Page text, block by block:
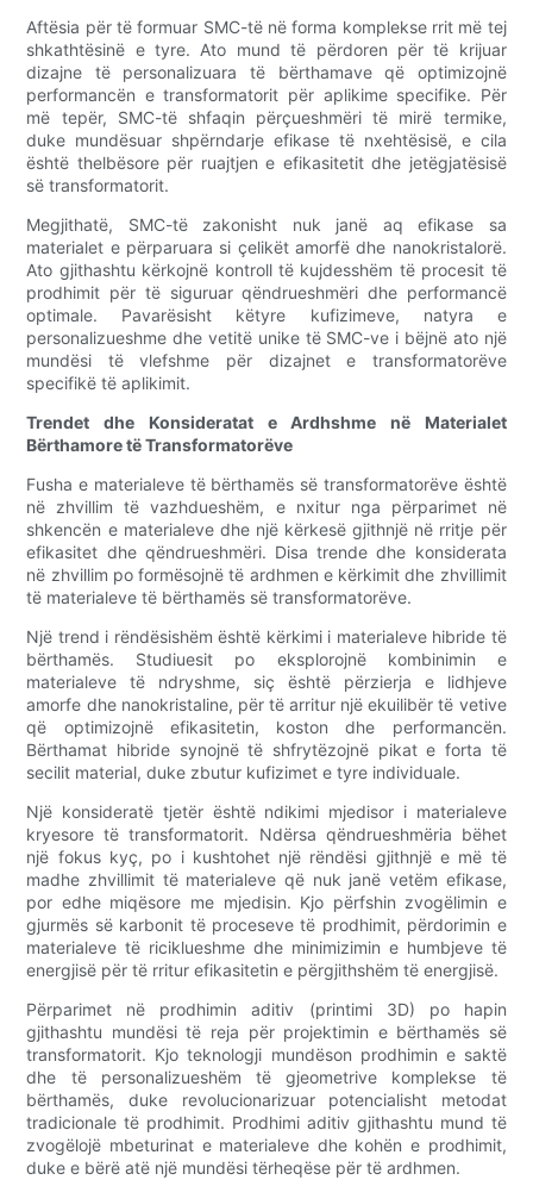
Aftësia për të formuar SMC-të në forma komplekse rrit më tej
shkathtësinë e tyre. Ato mund të përdoren për të krijuar
dizajne të personalizuara të bërthamave që optimizojnë
performancën e transformatorit për aplikime specifike. Për
më tepër, SMC-të shfaqin përçueshmëri të mirë termike,
duke mundësuar shpërndarje efikase të nxehtësisë, e cila
është thelbësore për ruajtjen e efikasitetit dhe jetëgjatësisë
së transformatorit.
Megjithatë, SMC-të zakonisht nuk janë aq efikase sa
materialet e përparuara si çelikët amorfë dhe nanokristalorë.
Ato gjithashtu kërkojnë kontroll të kujdesshëm të procesit të
prodhimit për të siguruar qëndrueshmëri dhe performancë
optimale. Pavarësisht këtyre kufizimeve, natyra e
personalizueshme dhe vetitë unike të SMC-ve i bëjnë ato një
mundësi të vlefshme për dizajnet e transformatorëve
specifikë të aplikimit.
Trendet dhe Konsideratat e Ardhshme në Materialet
Bërthamore të Transformatorëve
Fusha e materialeve të bërthamës së transformatorëve është
në zhvillim të vazhdueshëm, e nxitur nga përparimet në
shkencën e materialeve dhe një kërkesë gjithnjë në rritje për
efikasitet dhe qëndrueshmëri. Disa trende dhe konsiderata
në zhvillim po formësojnë të ardhmen e kërkimit dhe zhvillimit
të materialeve të bërthamës së transformatorëve.
Një trend i rëndësishëm është kërkimi i materialeve hibride të
bërthamës. Studiuesit po eksplorojnë kombinimin e
materialeve të ndryshme, siç është përzierja e lidhjeve
amorfe dhe nanokristaline, për të arritur një ekuilibër të vetive
që optimizojnë efikasitetin, koston dhe performancën.
Bërthamat hibride synojnë të shfrytëzojnë pikat e forta të
secilit material, duke zbutur kufizimet e tyre individuale.
Një konsideratë tjetër është ndikimi mjedisor i materialeve
kryesore të transformatorit. Ndërsa qëndrueshmëria bëhet
një fokus kyç, po i kushtohet një rëndësi gjithnjë e më të
madhe zhvillimit të materialeve që nuk janë vetëm efikase,
por edhe miqësore me mjedisin. Kjo përfshin zvogëlimin e
gjurmës së karbonit të proceseve të prodhimit, përdorimin e
materialeve të riciklueshme dhe minimizimin e humbjeve të
energjisë për të rritur efikasitetin e përgjithshëm të energjisë.
Përparimet në prodhimin aditiv (printimi 3D) po hapin
gjithashtu mundësi të reja për projektimin e bërthamës së
transformatorit. Kjo teknologji mundëson prodhimin e saktë
dhe të personalizueshëm të gjeometrive komplekse të
bërthamës, duke revolucionarizuar potencialisht metodat
tradicionale të prodhimit. Prodhimi aditiv gjithashtu mund të
zvogëlojë mbeturinat e materialeve dhe kohën e prodhimit,
duke e bërë atë një mundësi tërheqëse për të ardhmen.